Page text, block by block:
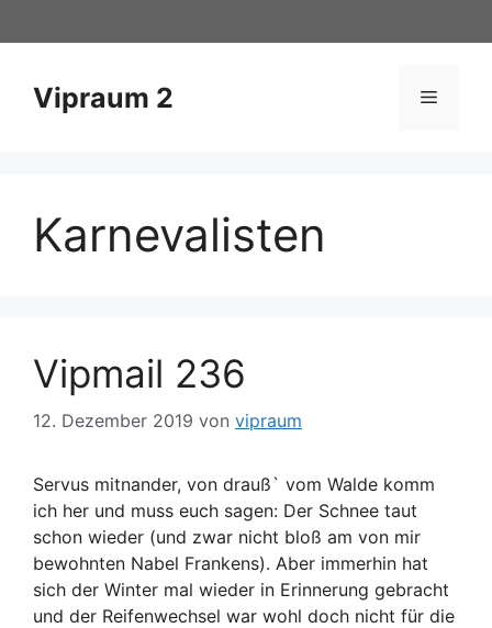
Inhalt
Vipraum 2 Menü
Karnevalisten
Vipmail 236
12. Dezember 2019 von vipraum
Servus mitnander, von drauß` vom Walde komm
ich her und muss euch sagen: Der Schnee taut
schon wieder (und zwar nicht bloß am von mir
bewohnten Nabel Frankens). Aber immerhin hat
sich der Winter mal wieder in Erinnerung gebracht
und der Reifenwechsel war wohl doch nicht für die